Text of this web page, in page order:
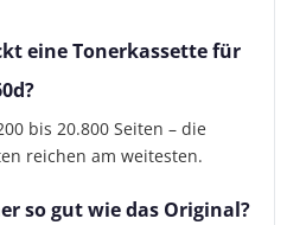
eine Tonerkassette für
bis 20.800 Seiten – die
reichen am weitesten.
so gut wie das Original?